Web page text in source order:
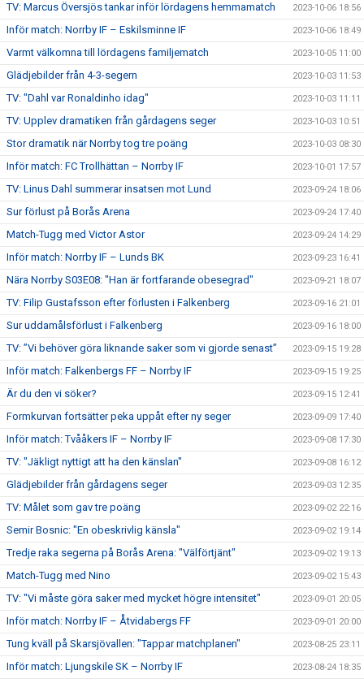
TV: Marcus Översjös tankar inför lördagens hemmamatch 2023-10-06 18:56
Inför match: Norrby IF – Eskilsminne IF 2023-10-06 18:49
Varmt välkomna till lördagens familjematch 2023-10-05 11:00
Glädjebilder från 4-3-segern 2023-10-03 11:53
TV: "Dahl var Ronaldinho idag" 2023-10-03 11:11
TV: Upplev dramatiken från gårdagens seger 2023-10-03 10:51
Stor dramatik när Norrby tog tre poäng 2023-10-03 08:30
Inför match: FC Trollhättan – Norrby IF 2023-10-01 17:57
TV: Linus Dahl summerar insatsen mot Lund 2023-09-24 18:06
Sur förlust på Borås Arena 2023-09-24 17:40
Match-Tugg med Victor Astor 2023-09-24 14:29
Inför match: Norrby IF – Lunds BK 2023-09-23 16:41
Nära Norrby S03E08: "Han är fortfarande obesegrad" 2023-09-21 18:07
TV: Filip Gustafsson efter förlusten i Falkenberg 2023-09-16 21:01
Sur uddamålsförlust i Falkenberg 2023-09-16 18:00
TV: ”Vi behöver göra liknande saker som vi gjorde senast” 2023-09-15 19:28
Inför match: Falkenbergs FF – Norrby IF 2023-09-15 19:25
Är du den vi söker? 2023-09-15 12:41
Formkurvan fortsätter peka uppåt efter ny seger 2023-09-09 17:40
Inför match: Tvååkers IF – Norrby IF 2023-09-08 17:30
TV: "Jäkligt nyttigt att ha den känslan" 2023-09-08 16:12
Glädjebilder från gårdagens seger 2023-09-03 12:35
TV: Målet som gav tre poäng 2023-09-02 22:16
Semir Bosnic: "En obeskrivlig känsla" 2023-09-02 19:14
Tredje raka segerna på Borås Arena: "Välförtjänt" 2023-09-02 19:13
Match-Tugg med Nino 2023-09-02 15:43
TV: "Vi måste göra saker med mycket högre intensitet" 2023-09-01 20:05
Inför match: Norrby IF – Åtvidabergs FF 2023-09-01 20:00
Tung kväll på Skarsjövallen: "Tappar matchplanen" 2023-08-25 23:11
Inför match: Ljungskile SK – Norrby IF 2023-08-24 18:35